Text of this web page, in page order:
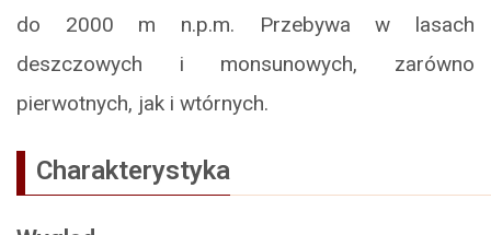
do 2000 m n.p.m. Przebywa w lasach
deszczowych i monsunowych, zarówno
pierwotnych, jak i wtórnych.
Charakterystyka